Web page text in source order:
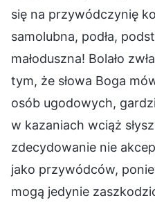
się na przywódczynię
samolubna, podła,
małoduszna! Bolało
tym, że słowa Boga
osób ugodowych,
w kazaniach wciąż
zdecydowanie nie
jako przywódców,
mogą jedynie